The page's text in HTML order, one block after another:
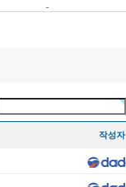
-
작성자